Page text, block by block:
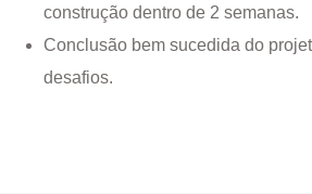
construção dentro de 2 semanas.
Conclusão bem sucedida do
desafios.